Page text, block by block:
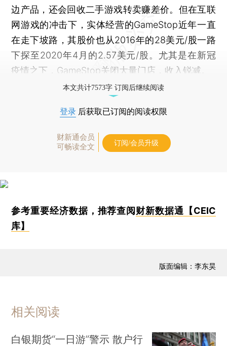
边产品，还会回收二手游戏转卖赚差价。但在互联
网游戏的冲击下，实体经营的GameStop近年一直
在走下坡路，其股价也从2016年的28美元/股一路
下探至2020年4月的2.57美元/股。尤其是在新冠
疫情之下，GameStop关闭大量门店，收入锐减。
本文共计7573字 订阅后继续阅读
登录 后获取已订阅的阅读权限
财新通会员
可畅读全文
订阅/会员升级
参考重要经济数据，推荐查阅 财新数据通【CEIC
库】
版面编辑：李东昊
相关阅读
白银期货“一日游”警示 散户行